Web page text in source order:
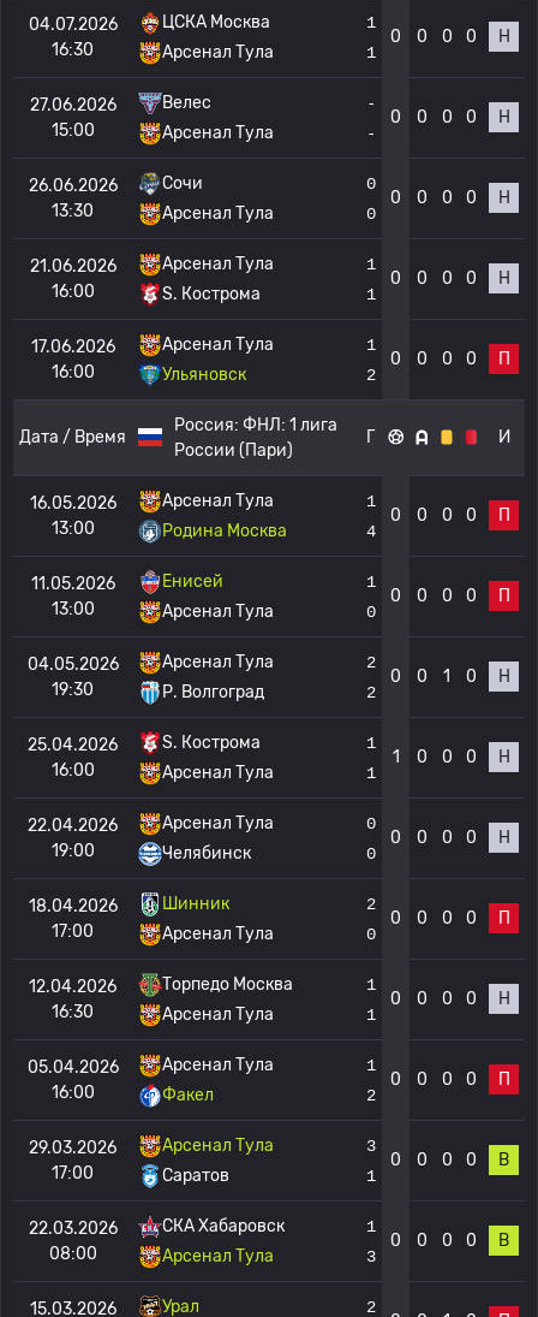
04.07.2026
16:30
ЦСКА Москва
Арсенал Тула
1
1
0 0 0 0 Н
27.06.2026
15:00
Велес
Арсенал Тула
-
-
0 0 0 0 Н
26.06.2026
13:30
Сочи
Арсенал Тула
0
0
0 0 0 0 Н
21.06.2026
16:00
Арсенал Тула
S. Кострома
1
1
0 0 0 0 Н
17.06.2026
16:00
Арсенал Тула
Ульяновск
1
2
0 0 0 0 П
Дата / Время
Россия: ФНЛ: 1 лига
России (Пари)
Г И
16.05.2026
13:00
Арсенал Тула
Родина Москва
1
4
0 0 0 0 П
11.05.2026
13:00
Енисей
Арсенал Тула
1
0
0 0 0 0 П
04.05.2026
19:30
Арсенал Тула
Р. Волгоград
2
2
0 0 1 0 Н
25.04.2026
16:00
S. Кострома
Арсенал Тула
1
1
1 0 0 0 Н
22.04.2026
19:00
Арсенал Тула
Челябинск
0
0
0 0 0 0 Н
18.04.2026
17:00
Шинник
Арсенал Тула
2
0
0 0 0 0 П
12.04.2026
16:30
Торпедо Москва
Арсенал Тула
1
1
0 0 0 0 Н
05.04.2026
16:00
Арсенал Тула
Факел
1
2
0 0 0 0 П
29.03.2026
17:00
Арсенал Тула
Саратов
3
1
0 0 0 0 В
22.03.2026
08:00
СКА Хабаровск
Арсенал Тула
1
3
0 0 0 0 В
15.03.2026
Урал
2